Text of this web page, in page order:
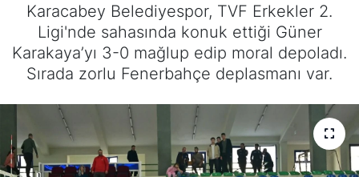
Karacabey Belediyespor, TVF Erkekler 2.
Ligi'nde sahasında konuk ettiği Güner
Karakaya’yı 3-0 mağlup edip moral depoladı.
Sırada zorlu Fenerbahçe deplasmanı var.
Voleybol
Genel
Tüm Manşetler
Son Dakika Haberleri
Haber Arşivi